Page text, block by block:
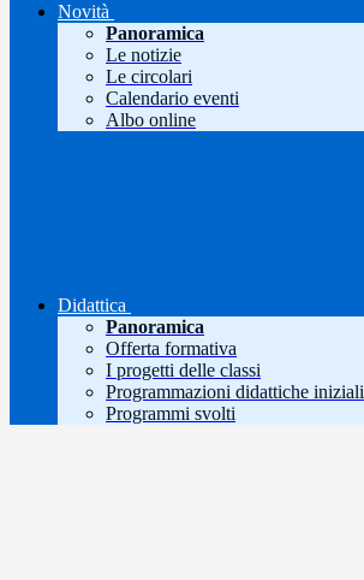
Novità
Panoramica
Le notizie
Le circolari
Calendario eventi
Albo online
Didattica
Panoramica
Offerta formativa
I progetti delle classi
Programmazioni didattiche iniziali
Programmi svolti